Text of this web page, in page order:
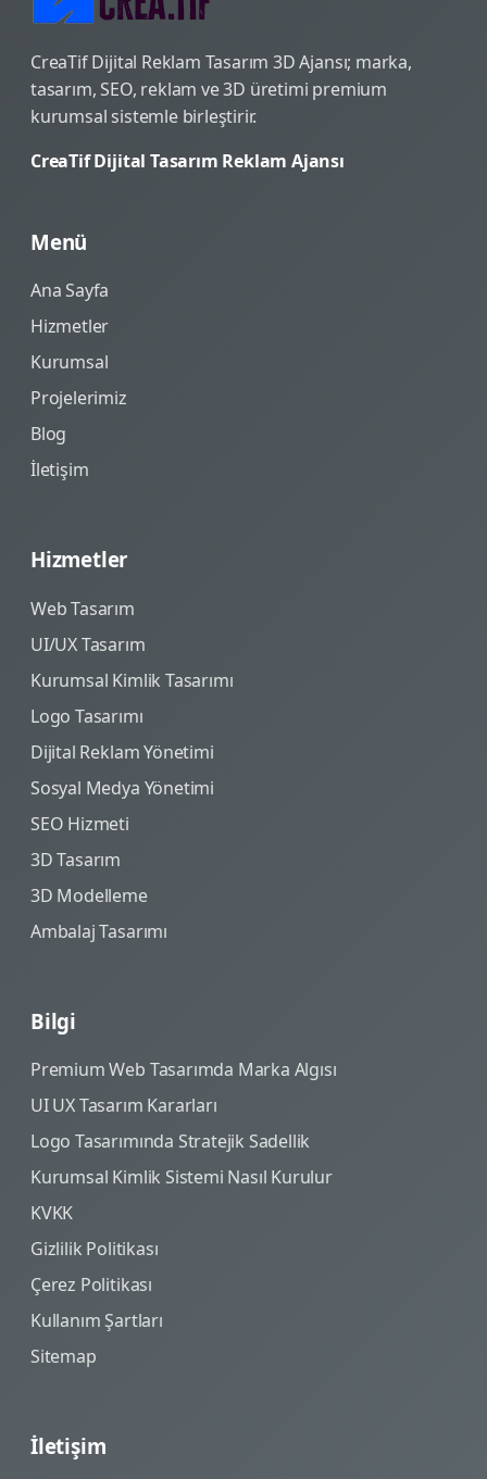
CreaTif Dijital Reklam Tasarım 3D Ajansı; marka,
tasarım, SEO, reklam ve 3D üretimi premium
kurumsal sistemle birleştirir.
CreaTif Dijital Tasarım Reklam Ajansı
Menü
Ana Sayfa
Hizmetler
Kurumsal
Projelerimiz
Blog
İletişim
Hizmetler
Web Tasarım
UI/UX Tasarım
Kurumsal Kimlik Tasarımı
Logo Tasarımı
Dijital Reklam Yönetimi
Sosyal Medya Yönetimi
SEO Hizmeti
3D Tasarım
3D Modelleme
Ambalaj Tasarımı
Bilgi
Premium Web Tasarımda Marka Algısı
UI UX Tasarım Kararları
Logo Tasarımında Stratejik Sadellik
Kurumsal Kimlik Sistemi Nasıl Kurulur
KVKK
Gizlilik Politikası
Çerez Politikası
Kullanım Şartları
Sitemap
İletişim